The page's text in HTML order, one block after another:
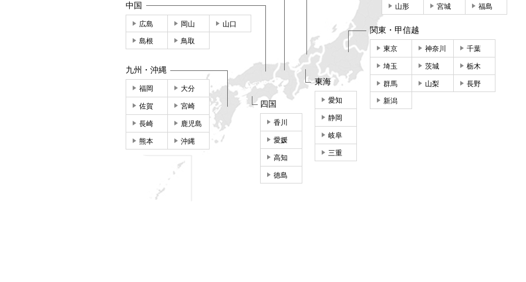
山形 宮城 福島
関東・甲信越
東京 神奈川 千葉
埼玉 茨城 栃木
群馬 山梨 長野
新潟
東海
愛知
静岡
岐阜
三重
中国
広島 岡山 山口
島根 鳥取
四国
香川
愛媛
高知
徳島
九州・沖縄
福岡 大分
佐賀 宮崎
長崎 鹿児島
熊本 沖縄